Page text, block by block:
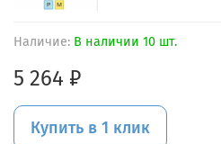
Наличие: В наличии 10 шт.
5 264 ₽
Купить в 1 клик